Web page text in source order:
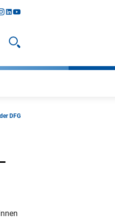
linkedIn
youtube
Suche öffnen
DFG